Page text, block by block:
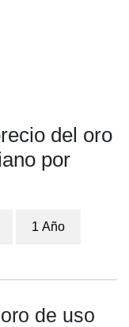
del oro
por
1 Año
de uso